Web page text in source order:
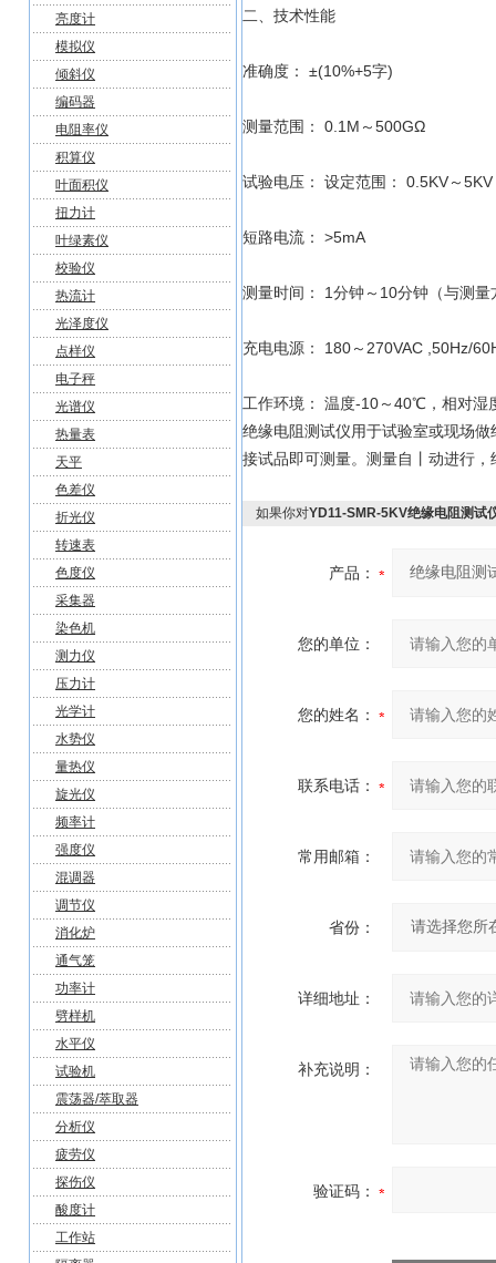
亮度计
模拟仪
倾斜仪
编码器
电阻率仪
积算仪
叶面积仪
扭力计
叶绿素仪
校验仪
热流计
光泽度仪
点样仪
电子秤
光谱仪
热量表
天平
色差仪
折光仪
转速表
色度仪
采集器
染色机
测力仪
压力计
光学计
水势仪
量热仪
旋光仪
频率计
强度仪
混调器
调节仪
消化炉
通气笼
功率计
劈样机
水平仪
试验机
震荡器/萃取器
分析仪
疲劳仪
探伤仪
酸度计
工作站
二、技术性能
准确度： ±(10%+5字)
测量范围： 0.1M～500GΩ
试验电压： 设定范围： 0.5KV～
短路电流： >5mA
测量时间： 1分钟～10分钟（与测量
充电电源： 180～270VAC ,50Hz/
工作环境： 温度-10～40℃，相对湿
绝缘电阻测试仪用于试验室或现场
接试品即可测量。测量自丨动进行
如果你对YD11-SMR-5KV绝缘电阻测试
产品：
您的单位：
您的姓名：
联系电话：
常用邮箱：
省份：
详细地址：
补充说明：
验证码：